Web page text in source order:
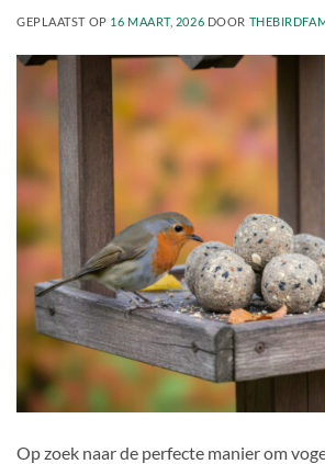
GEPLAATST OP 16 MAART, 2026 DOOR
Op zoek naar de perfecte manier om